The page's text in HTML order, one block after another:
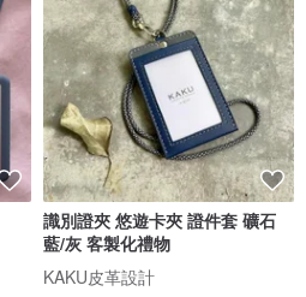
識別證夾 悠遊卡夾 證件套 礦石
藍/灰 客製化禮物
KAKU皮革設計